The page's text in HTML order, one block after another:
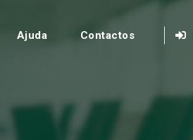
Ajuda Contactos